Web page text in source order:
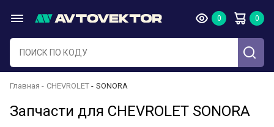
Главная CHEVROLET SONORA
Запчасти для CHEVROLET SONORA